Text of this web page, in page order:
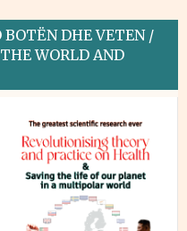
DHE VETEN /
WORLD AND